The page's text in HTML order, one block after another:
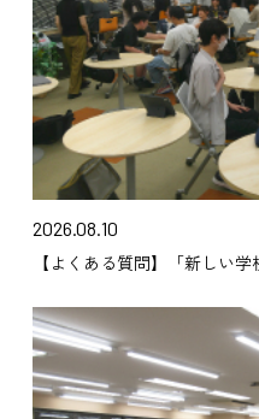
2026.08.10
【よくある質問】「新しい